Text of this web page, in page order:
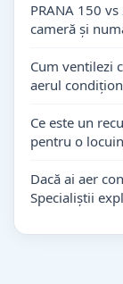
PRANA 150
cameră și
Cum ventilezi
aerul
Ce este un
pentru o
Dacă ai aer
Specialiștii